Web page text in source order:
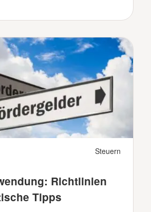
Steuern
Richtlinien
Tipps